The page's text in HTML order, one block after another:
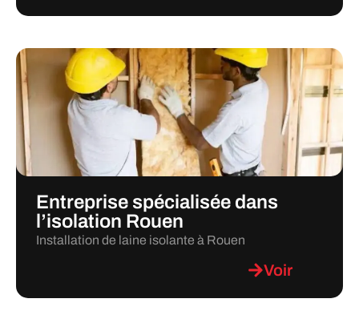
Entreprise spécialisée dans
l’isolation Rouen
Installation de laine isolante à Rouen
Voir